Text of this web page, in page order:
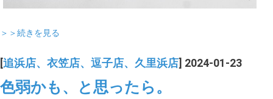
＞＞続きを見る
[追浜店、衣笠店、逗子店、久里浜店] 2024-01-23
色弱かも、と思ったら。